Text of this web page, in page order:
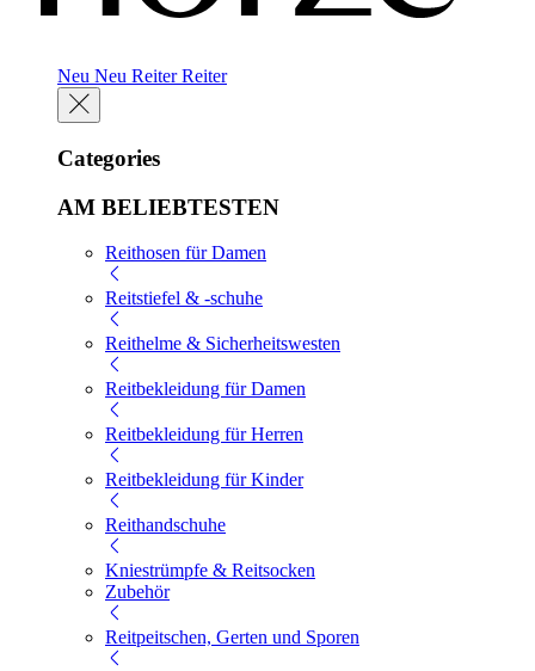
Neu Neu Reiter Reiter
Categories
AM BELIEBTESTEN
Reithosen für Damen
Reitstiefel & -schuhe
Reithelme & Sicherheitswesten
Reitbekleidung für Damen
Reitbekleidung für Herren
Reitbekleidung für Kinder
Reithandschuhe
Kniestrümpfe & Reitsocken
Zubehör
Reitpeitschen, Gerten und Sporen